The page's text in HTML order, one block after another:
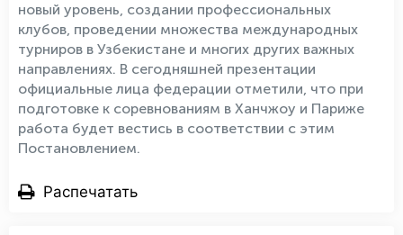
новый уровень, создании профессиональных
клубов, проведении множества международных
турниров в Узбекистане и многих других важных
направлениях. В сегодняшней презентации
официальные лица федерации отметили, что при
подготовке к соревнованиям в Ханчжоу и Париже
работа будет вестись в соответствии с этим
Постановлением.
Распечатать